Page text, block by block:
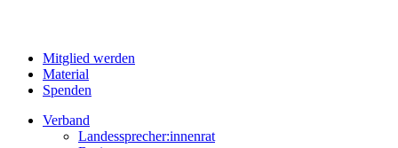
Mitglied werden
Material
Spenden
Verband
Landessprecher:innenrat